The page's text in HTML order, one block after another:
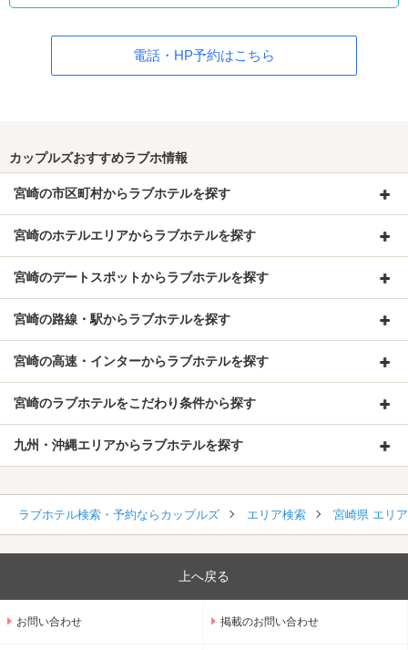
電話・HP予約はこちら
カップルズおすすめラブホ情報
宮崎の市区町村からラブホテルを探す
宮崎のホテルエリアからラブホテルを探す
宮崎のデートスポットからラブホテルを探す
宮崎の路線・駅からラブホテルを探す
宮崎の高速・インターからラブホテルを探す
宮崎のラブホテルをこだわり条件から探す
九州・沖縄エリアからラブホテルを探す
ラブホテル検索・予約ならカップルズ エリア検索 宮崎県 エリ
上へ戻る
お問い合わせ 掲載のお問い合わせ